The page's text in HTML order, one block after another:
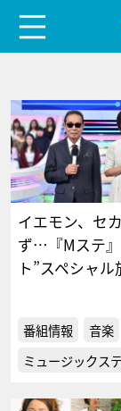
イエモン、セ
ず…『Mステ
ト”スペシャル
番組情報
音楽
ミュージックス